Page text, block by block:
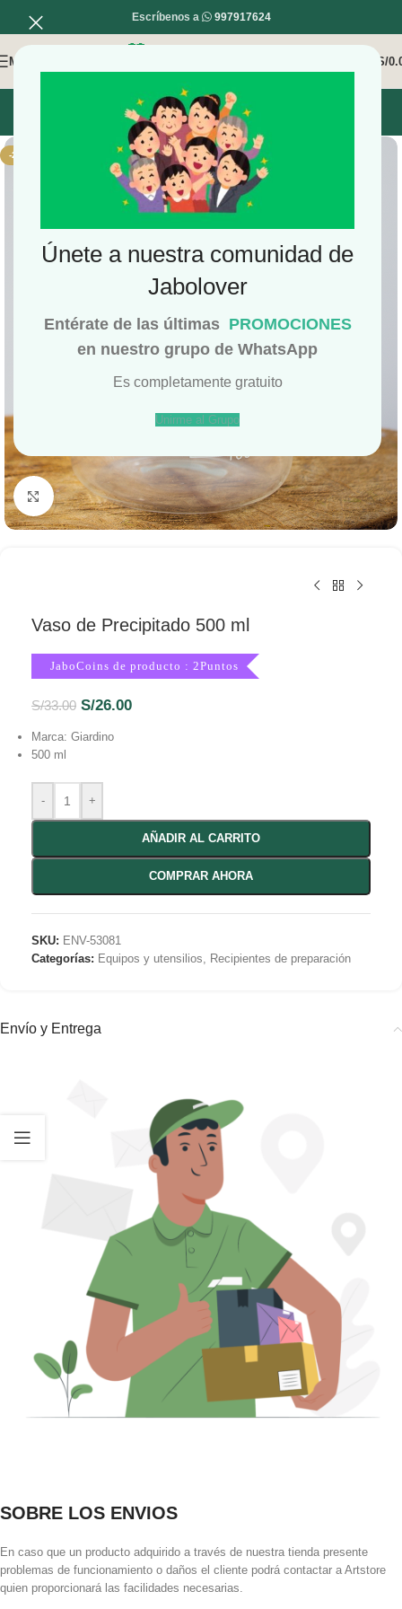
Únete a nuestra comunidad de
Jabolover
Entérate de las últimas PROMOCIONES
en nuestro grupo de WhatsApp
Es completamente gratuito
Unirme al Grupo
Escríbenos a 997917624
MENÚ S/
INICIO MI COMPRA MI CUENTA
-21%
Haga Click para agrandar
Vaso de Precipitado 500 ml
JaboCoins de producto : 2Puntos
S/33.00 S/26.00
Marca: Giardino
500 ml
- +
AÑADIR AL CARRITO
COMPRAR AHORA
SKU: ENV-53081
Categorías: Equipos y utensilios, Recipientes de preparación
Envío y Entrega
SOBRE LOS ENVIOS
En caso que un producto adquirido a través de nuestra tienda presente
problemas de funcionamiento o daños el cliente podrá contactar a Artstore
quien proporcionará las facilidades necesarias.